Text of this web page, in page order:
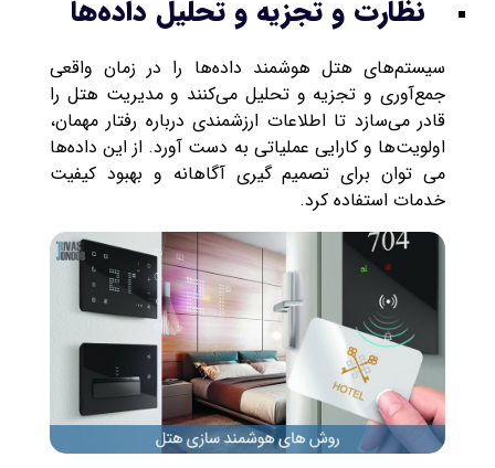
نظارت و تجزیه و تحلیل داده‌ها
سیستم‌های هتل هوشمند داده‌ها را در زمان واقعی
جمع‌آوری و تجزیه و تحلیل می‌کنند و مدیریت هتل را
قادر می‌سازد تا اطلاعات ارزشمندی درباره رفتار مهمان،
اولویت‌ها و کارایی عملیاتی به دست آورد. از این داده‌ها
می توان برای تصمیم گیری آگاهانه و بهبود کیفیت
خدمات استفاده کرد.